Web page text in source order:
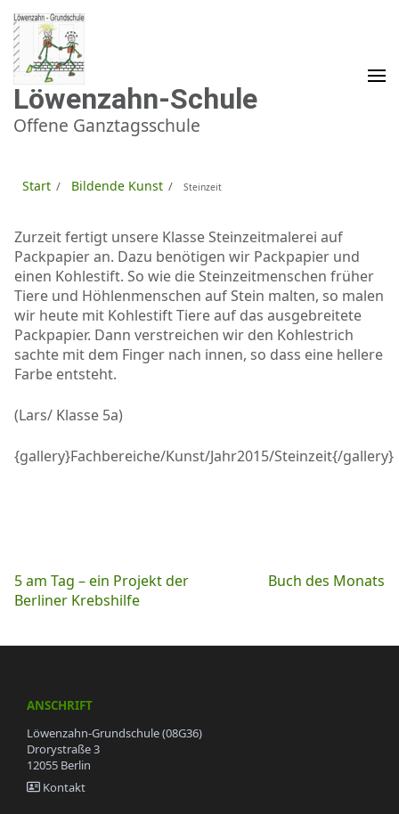
Zum
Inhalt
springen
(Enter
drücken)
Löwenzahn-Schule
Offene Ganztagsschule
Start / Bildende Kunst / Steinzeit
Zurzeit fertigt unsere Klasse Steinzeitmalerei auf
Packpapier an. Dazu benötigen wir Packpapier und
einen Kohlestift. So wie die Steinzeitmenschen früher
Tiere und Höhlenmenschen auf Stein malten, so malen
wir heute mit Kohlestift Tiere auf das ausgebreitete
Packpapier. Dann verstreichen wir den Kohlestrich
sachte mit dem Finger nach innen, so dass eine hellere
Farbe entsteht.
(Lars/ Klasse 5a)
{gallery}Fachbereiche/Kunst/Jahr2015/Steinzeit{/gallery}
Beitragsnavigation
5 am Tag – ein Projekt der
Berliner Krebshilfe
Buch des Monats
ANSCHRIFT
Löwenzahn-Grundschule (08G36)
Drorystraße 3
12055 Berlin
Kontakt